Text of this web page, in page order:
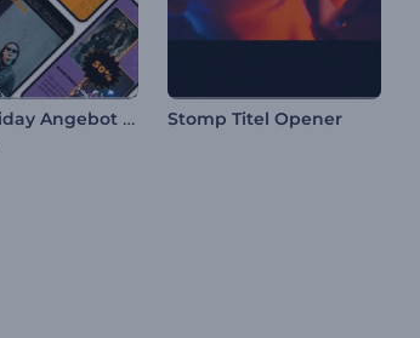
Black Friday Angebot Reels Stomp Titel Opener